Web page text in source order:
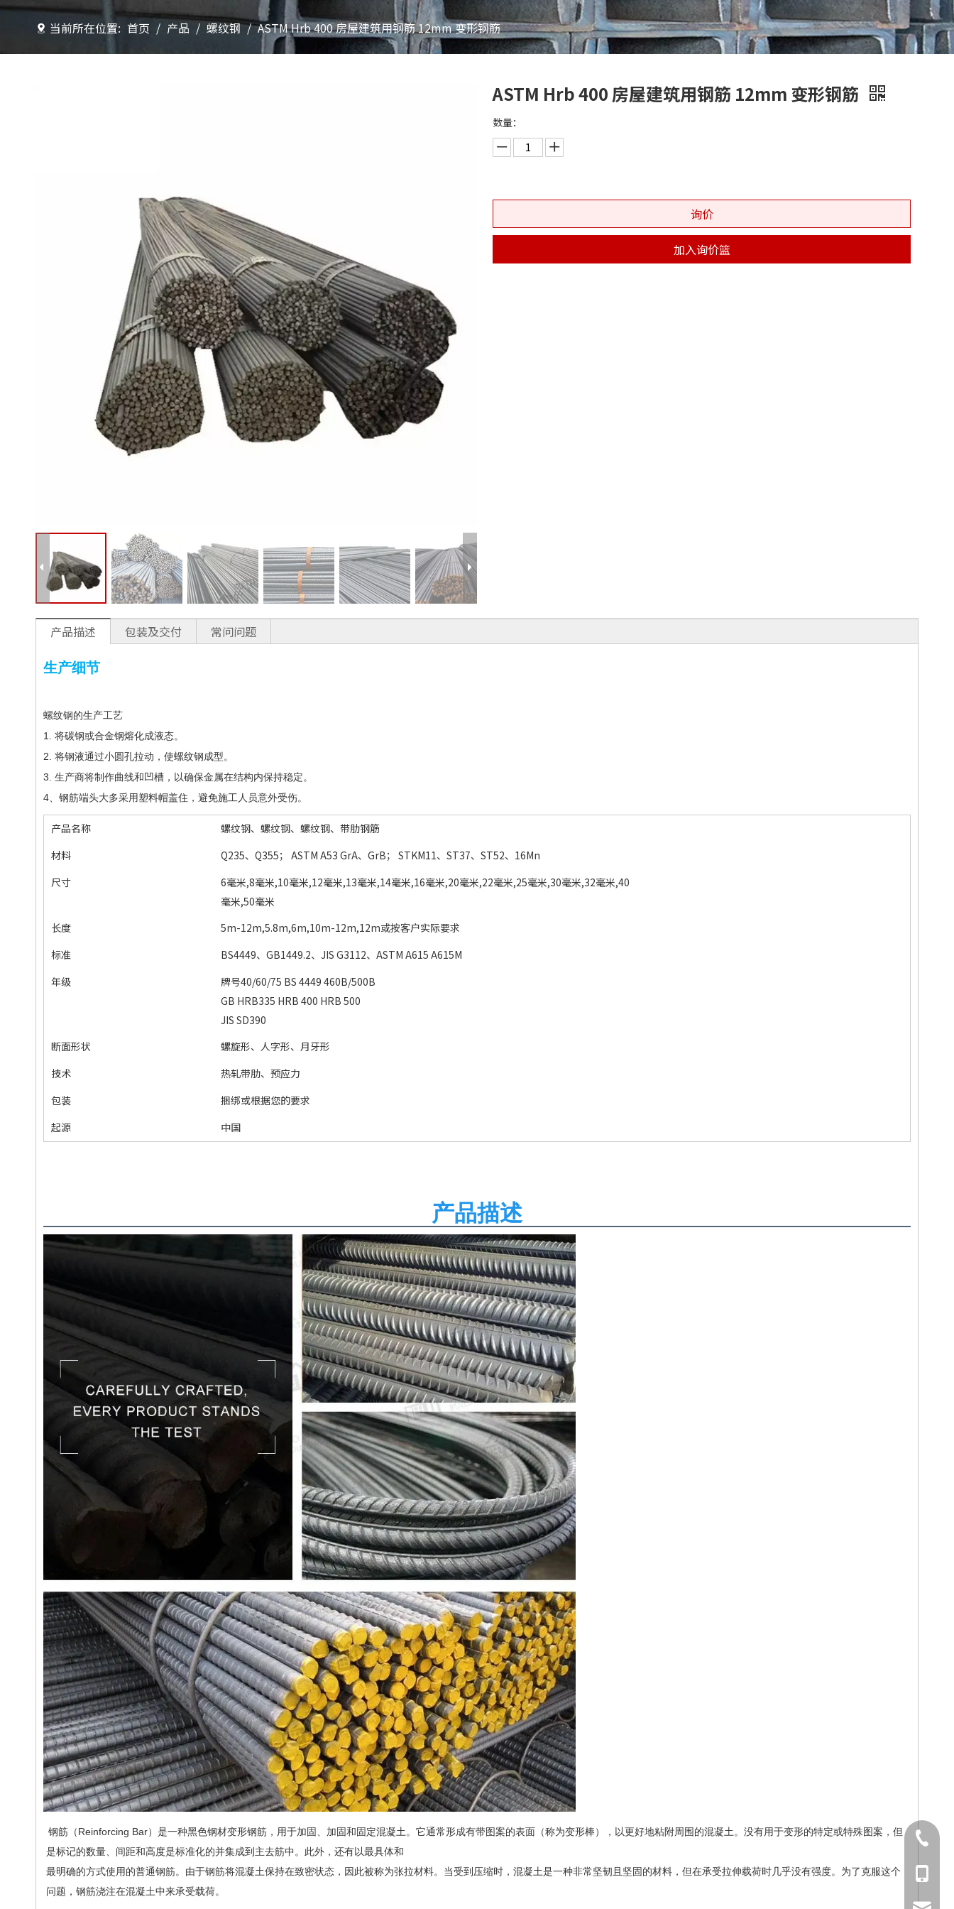
当前所在位置: 首页 / 产品 / 螺纹钢 / ASTM Hrb 400 房屋建筑用钢筋 12mm 变形钢筋
ASTM Hrb 400 房屋建筑用钢筋 12mm 变形钢筋
数量：
询价
加入询价篮
产品描述 包装及交付 常问问题
生产细节
螺纹钢的生产工艺
1. 将碳钢或合金钢熔化成液态。
2. 将钢液通过小圆孔拉动，使螺纹钢成型。
3. 生产商将制作曲线和凹槽，以确保金属在结构内保持稳定。
4、钢筋端头大多采用塑料帽盖住，避免施工人员意外受伤。
产品名称
螺纹钢、螺纹钢、螺纹钢、带肋钢筋
材料
Q235、Q355； ASTM A53 GrA、GrB； STKM11、ST37、ST52、16Mn
尺寸
6毫米,8毫米,10毫米,12毫米,13毫米,14毫米,16毫米,20毫米,22毫米,25毫米,30毫米,32毫米,40
毫米,50毫米
长度
5m-12m,5.8m,6m,10m-12m,12m或按客户实际要求
标准
BS4449、GB1449.2、JIS G3112、ASTM A615 A615M
年级
牌号40/60/75 BS 4449 460B/500B
GB HRB335 HRB 400 HRB 500
JIS SD390
断面形状
螺旋形、人字形、月牙形
技术
热轧带肋、预应力
包装
捆绑或根据您的要求
起源
中国
产品描述
钢筋（Reinforcing Bar）是一种黑色钢材变形钢筋，用于加固、加固和固定混凝土。它通常形成有带图案的表面（称为变形棒），以更好地粘附周围的混凝土。没有用于变形的特定或特殊图案，但
是标记的数量、间距和高度是标准化的并集成到主去筋中。此外，还有以最具体和
最明确的方式使用的普通钢筋。由于钢筋将混凝土保持在致密状态，因此被称为张拉材料。当受到压缩时，混凝土是一种非常坚韧且坚固的材料，但在承受拉伸载荷时几乎没有强度。为了克服这个
问题，钢筋浇注在混凝土中来承受载荷。
021-